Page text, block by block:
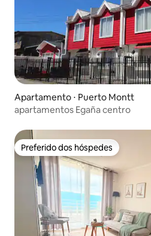
Apartamento ⋅ Puerto Montt
apartamentos Egaña centro
Preferido dos hóspedes
Preferido dos hóspedes